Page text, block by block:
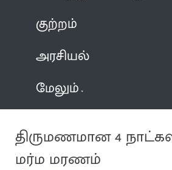
குற்றம்
அரசியல்
மேலும்
திருமணமான 4
மர்ம மரணம்